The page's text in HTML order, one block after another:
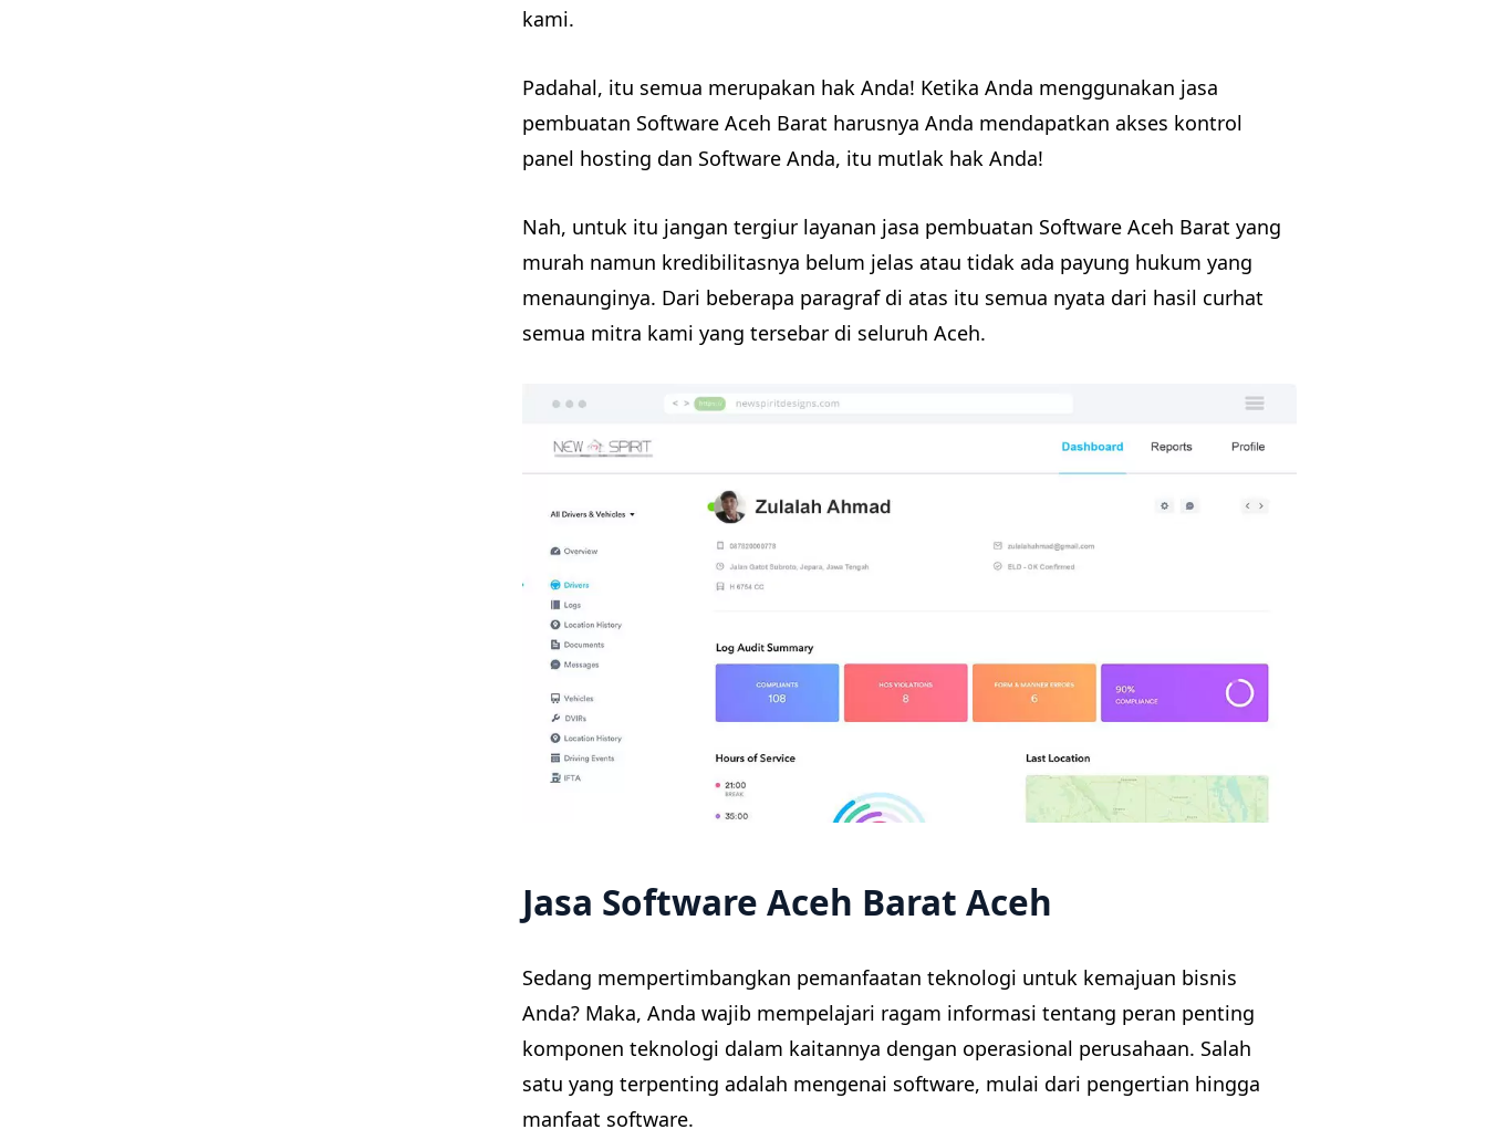
kami.
Padahal, itu semua merupakan hak Anda! Ketika Anda menggunakan jasa
pembuatan Software Aceh Barat harusnya Anda mendapatkan akses kontrol
panel hosting dan Software Anda, itu mutlak hak Anda!
Nah, untuk itu jangan tergiur layanan jasa pembuatan Software Aceh Barat yang
murah namun kredibilitasnya belum jelas atau tidak ada payung hukum yang
menaunginya. Dari beberapa paragraf di atas itu semua nyata dari hasil curhat
semua mitra kami yang tersebar di seluruh Aceh.
Jasa Software Aceh Barat Aceh
Sedang mempertimbangkan pemanfaatan teknologi untuk kemajuan bisnis
Anda? Maka, Anda wajib mempelajari ragam informasi tentang peran penting
komponen teknologi dalam kaitannya dengan operasional perusahaan. Salah
satu yang terpenting adalah mengenai software, mulai dari pengertian hingga
manfaat software.